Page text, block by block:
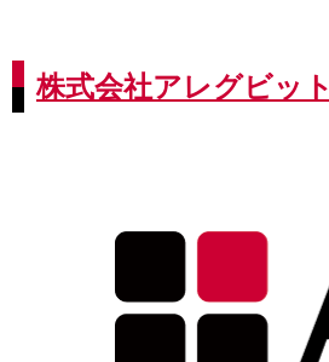
株式会社アレグビット